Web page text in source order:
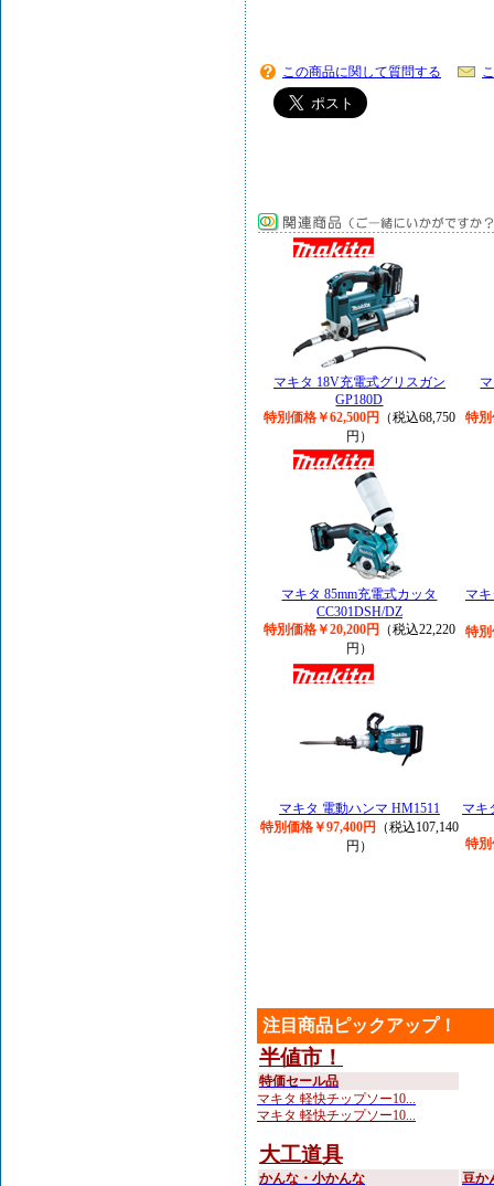
この商品に関して質問する
マキタ 18V充電式グリスガン
GP180D
特別価格￥62,500円
（税込68,750
円）
特別
マキタ 85mm充電式カッタ
CC301DSH/DZ
特別価格￥20,200円
（税込22,220
円）
マ
特別
マキタ 電動ハンマ HM1511
特別価格￥97,400円
（税込107,140
円）
マキ
特別
注目商品ピックアップ！
半値市！
特価セール品
マキタ 軽快チップソー10...
マキタ 軽快チップソー10...
大工道具
かんな・小かんな 豆か